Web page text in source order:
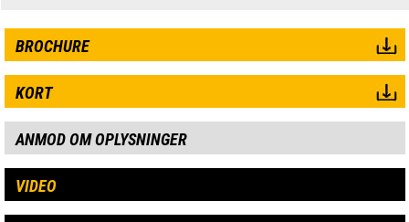
BROCHURE
KORT
ANMOD OM OPLYSNINGER
VIDEO